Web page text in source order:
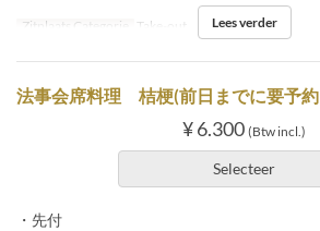
Zitplaats Categorie Take-out Lees verder
法事会席料理 桔梗(前日までに要予約
¥ 6.300 (Btw incl.)
Selecteer
・先付